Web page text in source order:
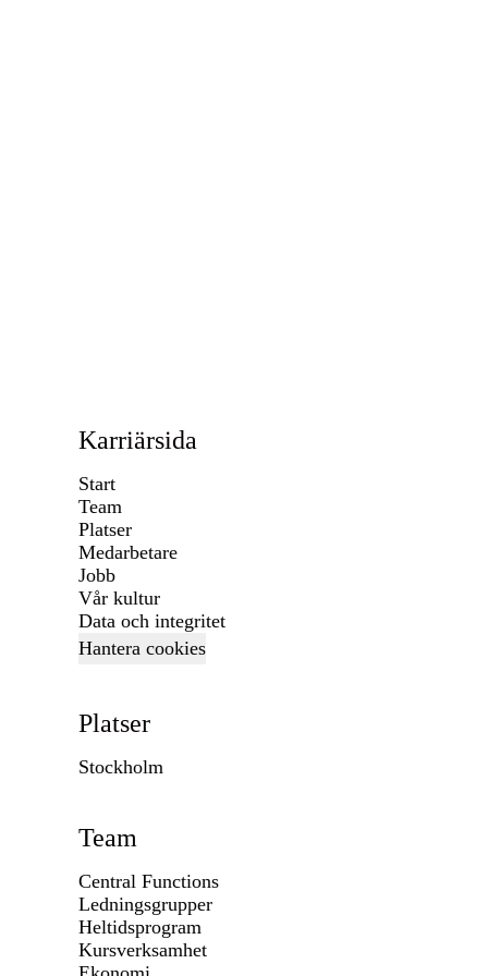
Karriärsida
Start
Team
Platser
Medarbetare
Jobb
Vår kultur
Data och integritet
Hantera cookies
Platser
Stockholm
Team
Central Functions
Ledningsgrupper
Heltidsprogram
Kursverksamhet